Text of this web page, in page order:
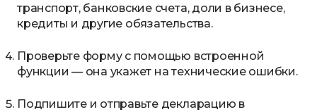
транспорт, банковские счета, доли в бизнесе,
кредиты и другие обязательства.
Проверьте форму с помощью встроенной
функции — она укажет на технические ошибки.
Подпишите и отправьте декларацию в